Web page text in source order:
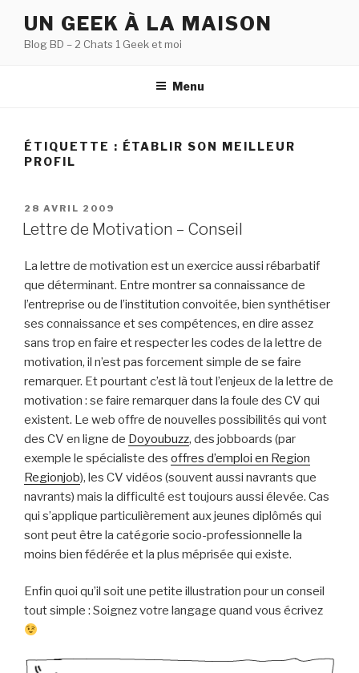
contenu
UN GEEK À LA MAISON
Blog BD – 2 Chats 1 Geek et moi
Menu
ÉTIQUETTE : ÉTABLIR SON MEILLEUR
PROFIL
PUBLIÉ
LE
28 AVRIL 2009
Lettre de Motivation – Conseil
La lettre de motivation est un exercice aussi rébarbatif
que déterminant. Entre montrer sa connaissance de
l’entreprise ou de l’institution convoitée, bien synthétiser
ses connaissance et ses compétences, en dire assez
sans trop en faire et respecter les codes de la lettre de
motivation, il n’est pas forcement simple de se faire
remarquer. Et pourtant c’est là tout l’enjeux de la lettre de
motivation : se faire remarquer dans la foule des CV qui
existent. Le web offre de nouvelles possibilités qui vont
des CV en ligne de Doyoubuzz, des jobboards (par
exemple le spécialiste des offres d’emploi en Region
Regionjob), les CV vidéos (souvent aussi navrants que
navrants) mais la difficulté est toujours aussi élevée. Cas
qui s’applique particulièrement aux jeunes diplômés qui
sont peut être la catégorie socio-professionnelle la
moins bien fédérée et la plus méprisée qui existe.
Enfin quoi qu’il soit une petite illustration pour un conseil
tout simple : Soignez votre langage quand vous écrivez